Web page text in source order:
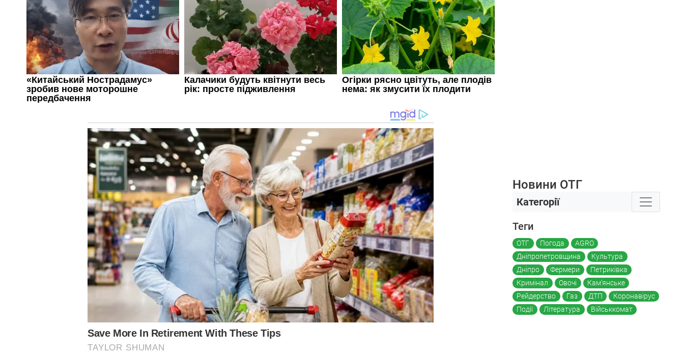
Новини ОТГ
Категорії
Теги
ОТГ Погода
AGRO
Дніпропетровщина
Культура
Дніпро
Фермери
Петриківка
Кримінал
Овочі
Кам'янське
Рейдерство
Газ ДТП
Коронавірус
Події
Література Військкомат